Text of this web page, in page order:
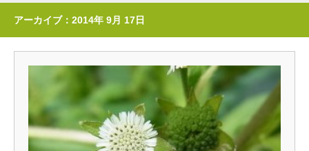
アーカイブ：2014年 9月 17日